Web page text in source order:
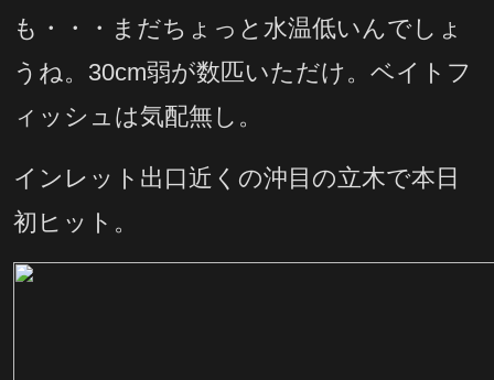
も・・・まだちょっと水温低いんでしょ
うね。30cm弱が数匹いただけ。ベイトフ
ィッシュは気配無し。
インレット出口近くの沖目の立木で本日
初ヒット。